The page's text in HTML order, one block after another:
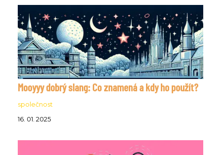
Mooyyy dobrý slang: Co znamená a kdy ho použít?
společnost
16. 01. 2025